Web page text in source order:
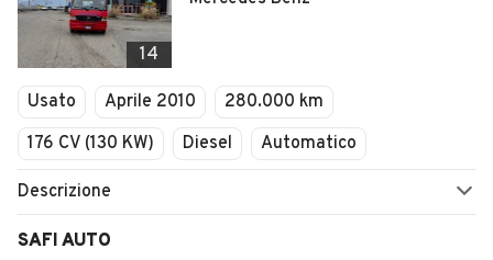
14
Usato Aprile 2010
280.000 km
176 CV (130 KW)
Diesel Automatico
Descrizione
SAFI AUTO